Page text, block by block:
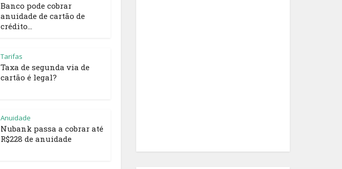
Banco pode cobrar
anuidade de cartão de
crédito...
Tarifas
Taxa de segunda via de
cartão é legal?
Anuidade
Nubank passa a cobrar até
R$228 de anuidade